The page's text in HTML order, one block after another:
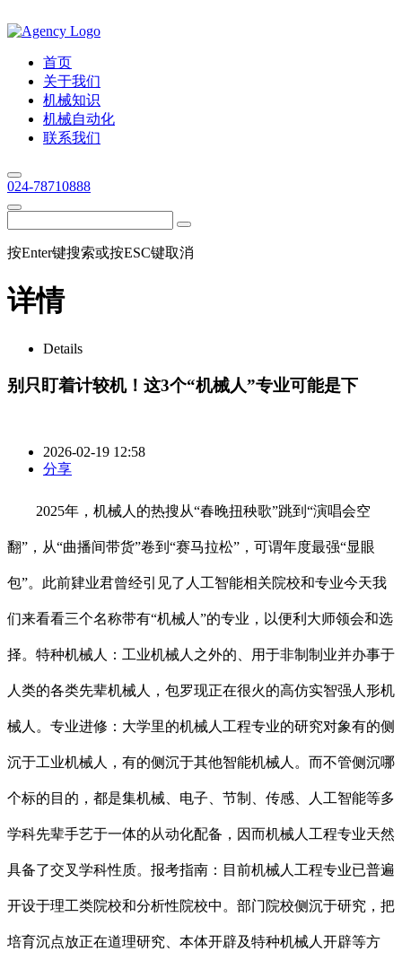
首页
关于我们
机械知识
机械自动化
联系我们
024-78710888
按Enter键搜索或按ESC键取消
详情
Details
别只盯着计较机！这3个“机械人”专业可能是下
2026-02-19 12:58
分享
2025年，机械人的热搜从“春晚扭秧歌”跳到“演唱会空
翻”，从“曲播间带货”卷到“赛马拉松”，可谓年度最强“显眼
包”。此前肄业君曾经引见了人工智能相关院校和专业今天我
们来看看三个名称带有“机械人”的专业，以便利大师领会和选
择。特种机械人：工业机械人之外的、用于非制制业并办事于
人类的各类先辈机械人，包罗现正在很火的高仿实智强人形机
械人。专业进修：大学里的机械人工程专业的研究对象有的侧
沉于工业机械人，有的侧沉于其他智能机械人。而不管侧沉哪
个标的目的，都是集机械、电子、节制、传感、人工智能等多
学科先辈手艺于一体的从动化配备，因而机械人工程专业天然
具备了交叉学科性质。报考指南：目前机械人工程专业已普遍
开设于理工类院校和分析性院校中。部门院校侧沉于研究，把
培育沉点放正在道理研究、本体开辟及特种机械人开辟等方